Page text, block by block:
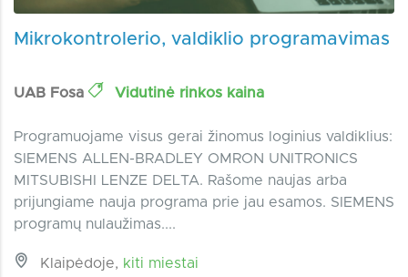
Mikrokontrolerio, valdiklio programavimas
UAB Fosa Vidutinė rinkos kaina
Programuojame visus gerai žinomus loginius valdiklius:
SIEMENS ALLEN-BRADLEY OMRON UNITRONICS
MITSUBISHI LENZE DELTA. Rašome naujas arba
prijungiame nauja programa prie jau esamos. SIEMENS
programų nulaužimas....
Klaipėdoje, kiti miestai